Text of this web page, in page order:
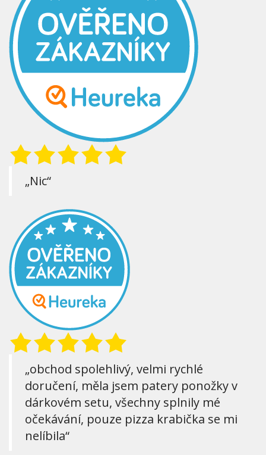
„Nic“
„obchod spolehlivý, velmi rychlé
doručení, měla jsem patery ponožky v
dárkovém setu, všechny splnily mé
očekávání, pouze pizza krabička se mi
nelíbila“